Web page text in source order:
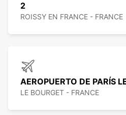
2
ROISSY EN FRANCE - FRANCE
AEROPUERTO DE PARÍS
LE BOURGET - FRANCE